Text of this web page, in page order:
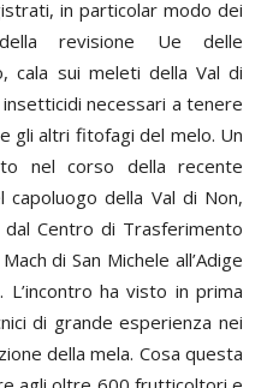
in particolar modo dei
revisione Ue delle
cala sui meleti della Val di
necessari a tenere
gli altri fitofagi del melo. Un
nel corso della recente
della Val di Non,
Centro di Trasferimento
di San Michele all’Adige
L’incontro ha visto in prima
di grande esperienza nei
della mela. Cosa questa